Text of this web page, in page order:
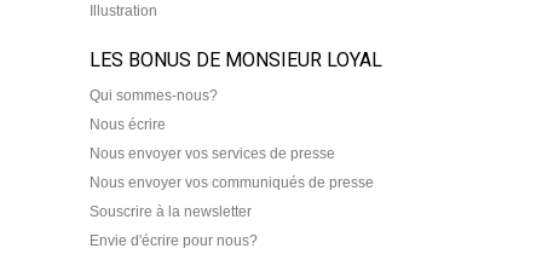
Illustration
LES BONUS DE MONSIEUR LOYAL
Qui sommes-nous?
Nous écrire
Nous envoyer vos services de presse
Nous envoyer vos communiqués de presse
Souscrire à la newsletter
Envie d'écrire pour nous?